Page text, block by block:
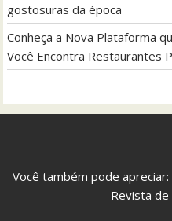
gostosuras da época
Conheça a Nova Plataforma
Você Encontra Restaurantes
Você também pode apreciar:
Revista